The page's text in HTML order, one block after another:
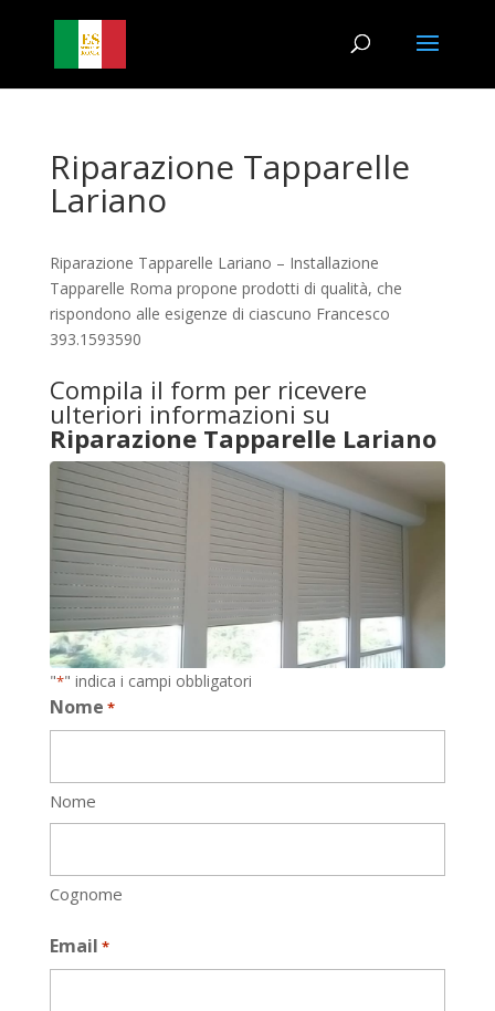
Riparazione Tapparelle
Lariano
Riparazione Tapparelle Lariano – Installazione
Tapparelle Roma propone prodotti di qualità, che
rispondono alle esigenze di ciascuno Francesco
393.1593590
Compila il form per ricevere
ulteriori informazioni su
Riparazione Tapparelle Lariano
"*" indica i campi obbligatori
Nome *
Nome
Cognome
Email *